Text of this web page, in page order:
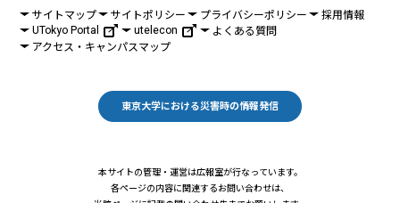
サイトマップ サイトポリシー プライバシーポリシー
採用情報
UTokyo Portal
utelecon
よくある質問
アクセス・キャンパスマップ
東京大学における災害時の情報発信
本サイトの管理・運営は広報室が行なっています。
各ページの内容に関連するお問い合わせは、